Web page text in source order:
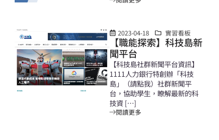
2023-04-18 實習看板
【職能探索】科技島新
聞平台
【科技島社群新聞平台資訊】
1111人力銀行特創辦「科技
島」（請點我）社群新聞平
台，協助學生，瞭解最新的科
技資 […]
閱讀更多